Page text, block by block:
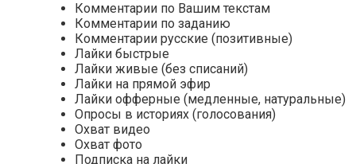
Комментарии по Вашим текстам
Комментарии по заданию
Комментарии русские (позитивные)
Лайки быстрые
Лайки живые (без списаний)
Лайки на прямой эфир
Лайки офферные (медленные, натуральные)
Опросы в историях (голосования)
Охват видео
Охват фото
Подписка на лайки